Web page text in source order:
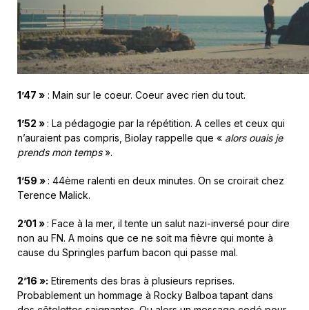
1’47 » : Main sur le coeur. Coeur avec rien du tout.
1’52 »: La pédagogie par la répétition. A celles et ceux qui
n’auraient pas compris, Biolay rappelle que « alors ouais je
prends mon temps».
1’59 »: 44ème ralenti en deux minutes. On se croirait chez
Terence Malick.
2’01 »: Face à la mer, il tente un salut nazi-inversé pour dire
non au FN. A moins que ce ne soit ma fièvre qui monte à
cause du Springles parfum bacon qui passe mal.
2’16 »: Etirements des bras à plusieurs reprises.
Probablement un hommage à Rocky Balboa tapant dans